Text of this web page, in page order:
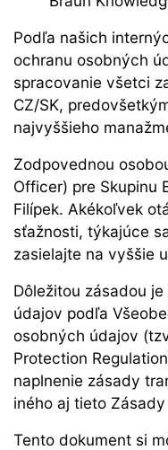
Podľa našich
ochranu osobných
spracovanie všetci
CZ/SK,
najvyššieho
Zodpovednou
Officer) pre Skupinu
Filípek. Akékoľvek
sťažnosti, týkajúce
zasielajte na vyššie
Dôležitou zásadou
údajov podľa
osobných údajov
Protection
naplnenie zásady
iného aj tieto
Tento dokument si